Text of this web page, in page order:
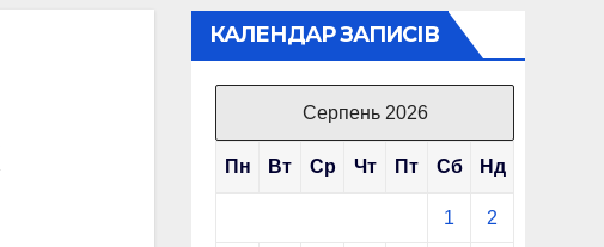
КАЛЕНДАР ЗАПИСІВ
Серпень 2026
Пн Вт Ср Чт Пт Сб Нд
1 2